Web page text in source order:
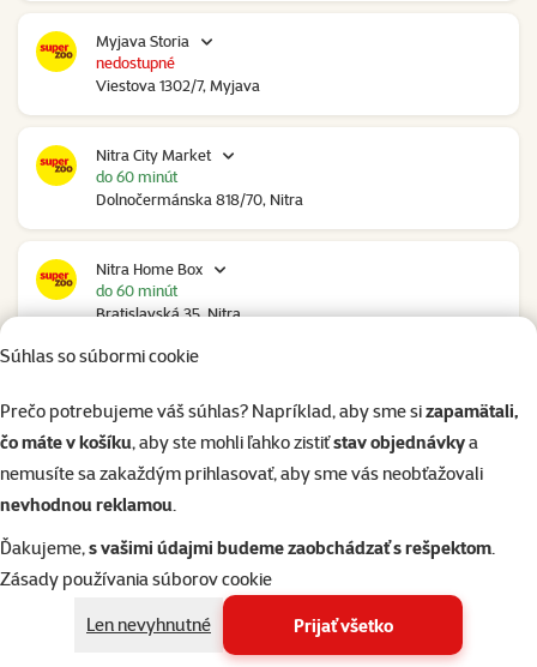
Súhlas so súbormi cookie
Prečo potrebujeme váš súhlas? Napríklad, aby sme sizapamätali,
čo máte v košíku, aby ste mohli ľahko zistiťstav objednávkya
nemusíte sa zakaždým prihlasovať, aby sme vás neobťažovali
nevhodnou reklamou.
Ďakujeme,s vašimi údajmi budeme zaobchádzať s rešpektom.
Zásady používania súborov cookie
Len nevyhnutné
Prijať všetko
Myjava Storia
Viestova 1302/7, Myjava
nedostupné
Nitra City Market
Dolnočermánska 818/70, Nitra
do 60 minút
Nitra Home Box
Bratislavská 35, Nitra
do 60 minút
Trenčianska 2740/70, Nové Mesto nad Váhom
nedostupné
Nové Zámky Stop Shop
Nitrianska cesta 109, Nové Zámky
Pezinok Bozin Shopping
Šenkvická cesta 4798, Pezinok
do 60 minút